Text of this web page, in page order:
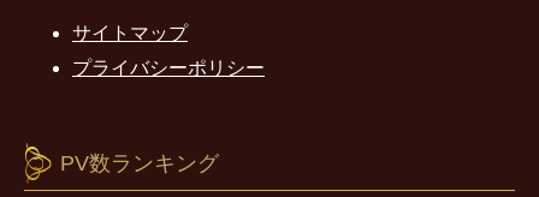
サイトマップ
プライバシーポリシー
PV数ランキング